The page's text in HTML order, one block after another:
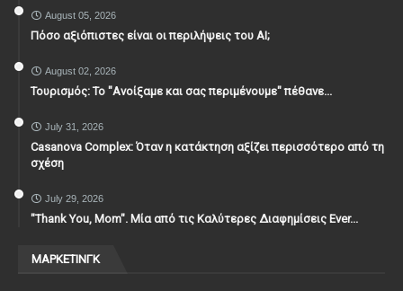
August 05, 2026
Πόσο αξιόπιστες είναι οι περιλήψεις του ΑΙ;
August 02, 2026
Τουρισμός: Το "Ανοίξαμε και σας περιμένουμε" πέθανε...
July 31, 2026
Casanova Complex: Όταν η κατάκτηση αξίζει περισσότερο από τη
σχέση
July 29, 2026
"Thank You, Mοm". Μία από τις Καλύτερες Διαφημίσεις Ever...
ΜΑΡΚΕΤΙΝΓΚ